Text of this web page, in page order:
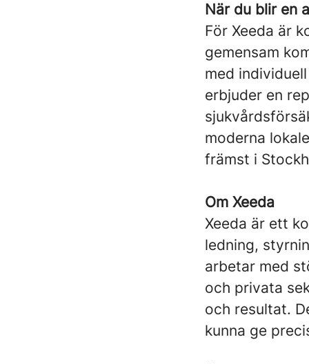
När du blir en
För Xeeda är
gemensam
med
erbjuder en
moderna
främst i
Om Xeeda
Xeeda är ett
ledning,
arbetar med
och privata
och resultat.
kunna ge